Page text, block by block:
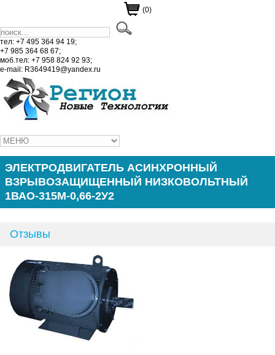
(0)
тел: +7 495 364 94 19;
+7 985 364 68 67;
моб.тел: +7 958 824 92 93;
e-mail: R3649419@yandex.ru
ЭЛЕКТРОДВИГАТЕЛЬ АСИНХРОННЫЙ
ВЗРЫВОЗАЩИЩЕННЫЙ НИЗКОВОЛЬТНЫЙ
1ВАО-315М-0,66-2У2
Отзывы